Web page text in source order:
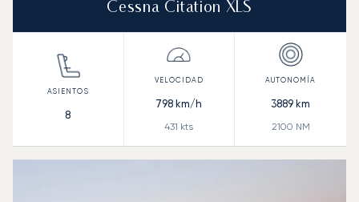
Cessna Citation XLS
8
798 km/h
431 kts
3889 km
2100 NM